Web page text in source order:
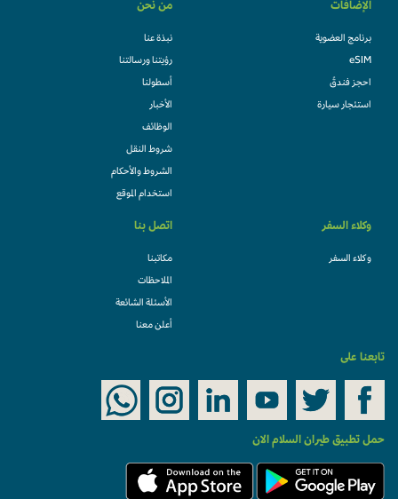
الإضافات
برنامج العضوية
eSIM
احجز فندقً
استئجار سيارة
من نحن
نبذة عنا
رؤيتنا ورسالتنا
أسطولنا
الأخبار
الوظائف
شروط النقل
الشروط والأحكام
استخدام الموقع
وكلاء السفر
وكلاء السفر
اتصل بنا
مكاتبنا
الملاحظات
الأسئلة الشائعة
أعلن معنا
تابعنا على
حمل تطبيق طيران السلام الان